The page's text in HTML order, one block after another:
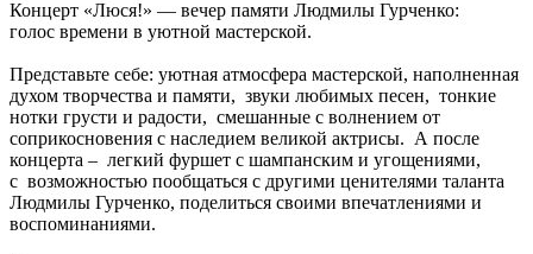
Концерт «Люся!» — вечер памяти Людмилы Гурченко:
голос времени в уютной мастерской.
Представьте себе: уютная атмосфера мастерской, наполненная
духом творчества и памяти, звуки любимых песен, тонкие
нотки грусти и радости, смешанные с волнением от
соприкосновения с наследием великой актрисы. А после
концерта – легкий фуршет с шампанским и угощениями,
с возможностью пообщаться с другими ценителями таланта
Людмилы Гурченко, поделиться своими впечатлениями и
воспоминаниями.